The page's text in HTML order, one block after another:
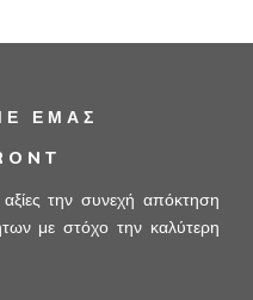
ΕΜΆΣ
την συνεχή απόκτηση
με στόχο την καλύτερη